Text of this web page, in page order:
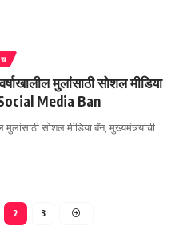
मुलांसाठी सोशल मीडिया
Social Media Ban
मुलांसाठी सोशल मीडिया बॅन, मुख्यमंत्र्यांची
2 3